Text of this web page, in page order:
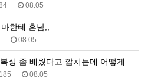
08.05
한테 혼남;;
08.05
싱 좀 배웠다고 깝치는데 어떻게 …
08.05